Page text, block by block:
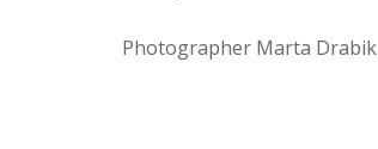
Photographer Marta Drabik